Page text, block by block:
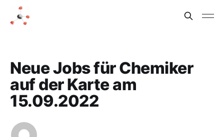
Neue Jobs für Chemiker
auf der Karte am
15.09.2022